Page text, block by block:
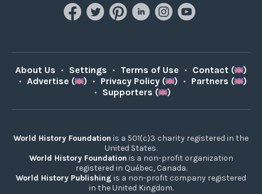
About Us • Settings • Terms of Use • Contact (
)
• Advertise ( ) • Privacy Policy ( ) • Partners (
)
• Supporters ( )
World History Foundation is a 501(c)3 charity registered in the
United States.
World History Foundation is a non-profit organization
registered in Québec, Canada.
World History Publishing is a non-profit company registered
in the United Kingdom.